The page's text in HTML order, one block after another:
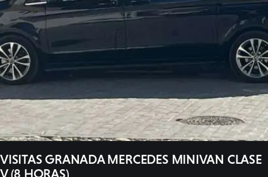
VISITAS GRANADA MERCEDES MINIVAN CLASE
V (8 HORAS)